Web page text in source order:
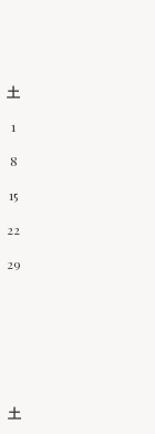
土
1
8
15
22
29
土